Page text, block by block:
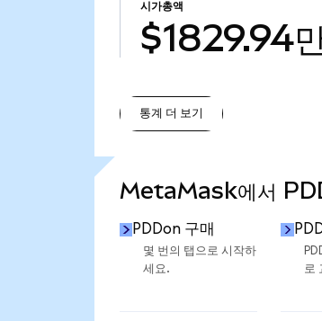
시가총액
$1829.94
통계 더 보기
MetaMask에서
PDDon 구매
몇 번의 탭으로 시작하
세요.
로